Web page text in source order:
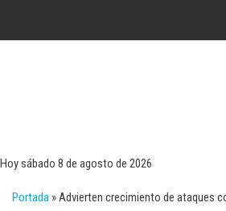
Hoy sábado 8 de agosto de 2026
Portada »Advierten crecimiento de ataques